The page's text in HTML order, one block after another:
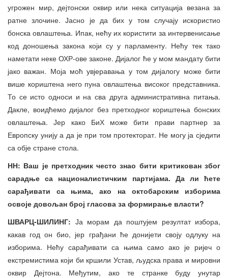
угрожен мир, дејтонски оквир или нека ситуација везана за
ратне злочине. Јасно је да бих у том случају искористио
бонска овлаштења. Ипак, нећу их користити за интервенисање
код доношења закона који су у парламенту. Нећу тек тако
наметати неке ОХР-ове законе. Дијалог ће у мом мандату бити
јако важан. Моја моћ увјеравања у том дијалогу може бити
више кориштена него пуна овлаштења високог представника.
То се исто односи и на сва друга административна питања.
Дакле, воидћемо дијалог без претходног кориштења бонских
овлаштења. Јер како БиХ може бити прави партнер за
Европску унију а да је при том протекторат. Не могу ја сједити
са обје стране стола.
НН: Ваш је претходник често знао бити критикован због
сарадње са националистичким партијама. Да ли ћете
сарађивати са њима, ако на октобарским изборима
освоје довољан број гласова за формирање власти?
ШВАРЦ-ШИЛИНГ: Ја морам да поштујем резултат избора,
какав год он био, јер грађани ће донијети своју одлуку на
изборима. Нећу сарађивати са њима само ако је ријеч о
екстремистима који би кршили Устав, људска права и мировни
оквир Дејтона. Међутим, ако те странке буду унутар